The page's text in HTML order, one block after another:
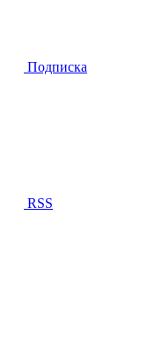
Подписка
RSS